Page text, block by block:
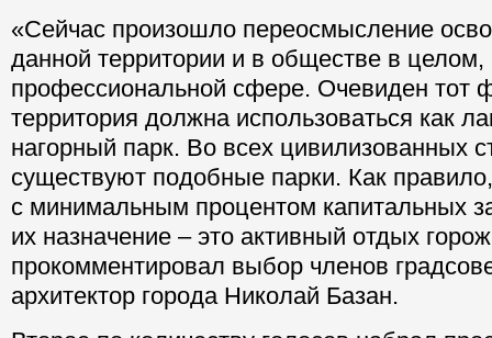
«Сейчас произошло переосмысление
данной территории и в обществе в целом,
профессиональной сфере. Очевиден тот
территория должна использоваться как
нагорный парк. Во всех цивилизованных
существуют подобные парки. Как
с минимальным процентом капитальных
их назначение – это активный отдых
прокомментировал выбор членов
архитектор города Николай Базан.